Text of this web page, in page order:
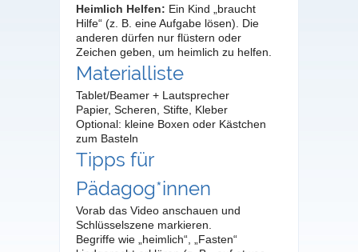
Heimlich Helfen: Ein Kind „braucht
Hilfe“ (z. B. eine Aufgabe lösen). Die
anderen dürfen nur flüstern oder
Zeichen geben, um heimlich zu helfen.
Materialliste
Tablet/Beamer + Lautsprecher
Papier, Scheren, Stifte, Kleber
Optional: kleine Boxen oder Kästchen
zum Basteln
Tipps für
Pädagog*innen
Vorab das Video anschauen und
Schlüsselszene markieren.
Begriffe wie „heimlich“, „Fasten“